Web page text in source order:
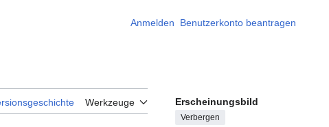
Anmelden Benutzerkonto beantragen
Werkzeuge Erscheinungsbild
Verbergen